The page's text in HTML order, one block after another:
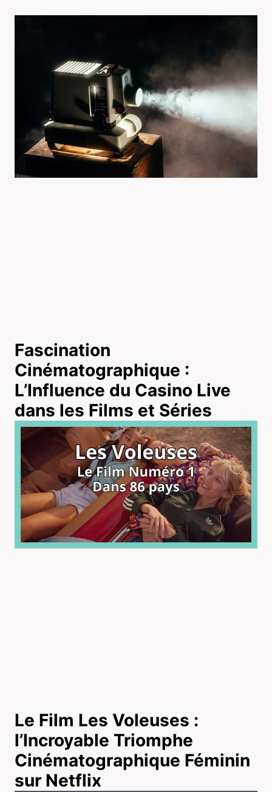
Fascination
Cinématographique :
L’Influence du Casino Live
dans les Films et Séries
Le Film Les Voleuses :
l’Incroyable Triomphe
Cinématographique Féminin
sur Netflix